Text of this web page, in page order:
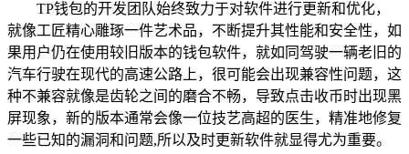
TP钱包的开发团队始终致力于对软件进行更新和优化，
就像工匠精心雕琢一件艺术品，不断提升其性能和安全性，如
果用户仍在使用较旧版本的钱包软件，就如同驾驶一辆老旧的
汽车行驶在现代的高速公路上，很可能会出现兼容性问题，这
种不兼容就像是齿轮之间的磨合不畅，导致点击收币时出现黑
屏现象，新的版本通常会像一位技艺高超的医生，精准地修复
一些已知的漏洞和问题,所以及时更新软件就显得尤为重要。